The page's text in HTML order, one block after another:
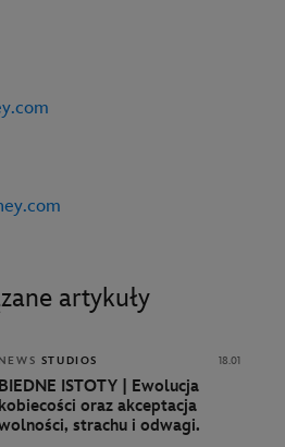
artykuły
NEWS STUDIOS 18.01
BIEDNE ISTOTY | Ewolucja
kobiecości oraz akceptacja
strachu i odwagi.